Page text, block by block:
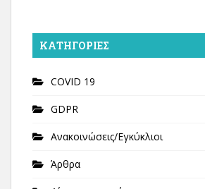
KΑΤΗΓΟΡΊΕΣ
COVID 19
GDPR
Ανακοινώσεις/Εγκύκλιοι
Άρθρα